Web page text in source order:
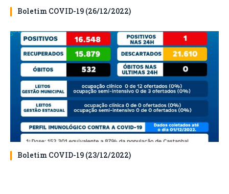
Boletim COVID-19 (26/12/2022)
Boletim COVID-19 (23/12/2022)